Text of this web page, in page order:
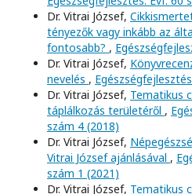
Dr. Vitrai József,
tényezők vagy inkább az
fontosabb? ,
Dr. Vitrai József,
nevelés ,
Dr. Vitrai József, Tematikus
táplálkozás területéről ,
szám 4 (2018)
Dr. Vitrai József,
Vitrai József ajánlásával ,
szám 1 (2021)
Dr. Vitrai József, Tematikus